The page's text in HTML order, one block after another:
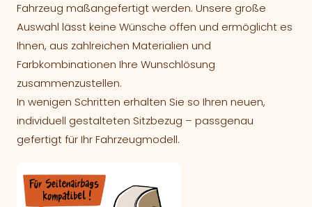
Fahrzeug maßangefertigt werden. Unsere große
Auswahl lässt keine Wünsche offen und ermöglicht es
Ihnen, aus zahlreichen Materialien und
Farbkombinationen Ihre Wunschlösung
zusammenzustellen.
In wenigen Schritten erhalten Sie so Ihren neuen,
individuell gestalteten Sitzbezug – passgenau
gefertigt für Ihr Fahrzeugmodell.